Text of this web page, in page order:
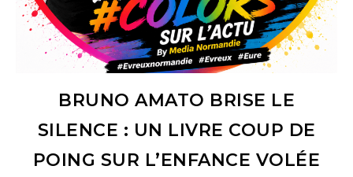
BRUNO AMATO BRISE LE
SILENCE : UN LIVRE COUP DE
POING SUR L’ENFANCE VOLÉE